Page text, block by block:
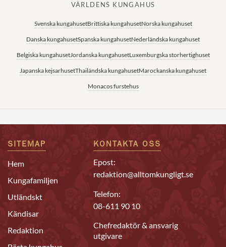
VÄRLDENS KUNGAHUS
Svenska kungahusetBrittiska kungahusetNorska kungahuset
Danska kungahusetSpanska kungahusetNederländska kungahuset
Belgiska kungahusetJordanska kungahusetLuxemburgska storhertighuset
Japanska kejsarhusetThailändska kungahusetMarockanska kungahuset
Monacos furstehus
SITEMAP
Hem
Kungafamiljen
Utländskt
Kändisar
Redaktion
KONTAKTA OSS
Epost:
redaktion@alltomkungligt.se
Telefon:
08-611 90 10
Chefredaktör & ansvarig
utgivare